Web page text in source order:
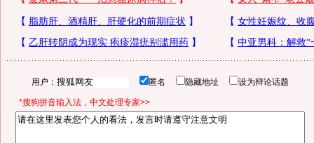
用户： 匿名 隐藏地址 设为辩论话题
*搜狗拼音输入法，中文处理专家>>